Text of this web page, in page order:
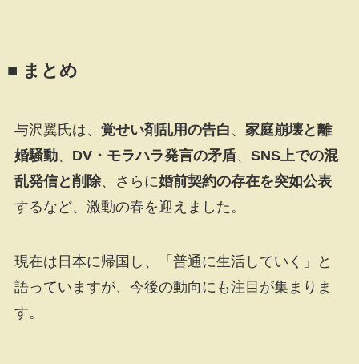
■ まとめ
与沢翼氏は、 覚せい剤乱用の告白 、 家庭崩壊と離
婚騒動、 DV・モラハラ発言の矛盾、 SNS上での混
乱発信と削除、さらに婚前契約の存在を突如公表
するなど、激動の春を迎えました。
現在は日本に帰国し、「普通に生活していく」と
語っていますが、今後の動向にも注目が集まりま
す。